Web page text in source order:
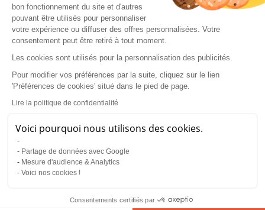
bon fonctionnement du site et d'autres
pouvant être utilisés pour personnaliser
votre expérience ou diffuser des offres personnalisées. Votre
consentement peut être retiré à tout moment.
Les cookies sont utilisés pour la personnalisation des publicités.
Pour modifier vos préférences par la suite, cliquez sur le lien
'Préférences de cookies' situé dans le pied de page.
Lire la politique de confidentialité
Voici pourquoi nous utilisons des cookies.
Partage de données avec Google
Mesure d'audience & Analytics
Voici nos cookies !
Consentements certifiés par
confort digestifc’est encore mieux !
Contrairement aux molécules comme le
magnésium marin (oxyde et carbonate) ou le
citrate, qui peuvent être considérés comme des
laxatifs osmotiques, nos
transporteurs ne
perturbent pas votre digestion.
Véhicules digestifs
Teneur en Mg2+
Bisglycinate
Glycérophosphate
16%
-10% OFFERTS
Sur votre première commande
Email
En vous inscrivant vous acceptez de recevoir nos